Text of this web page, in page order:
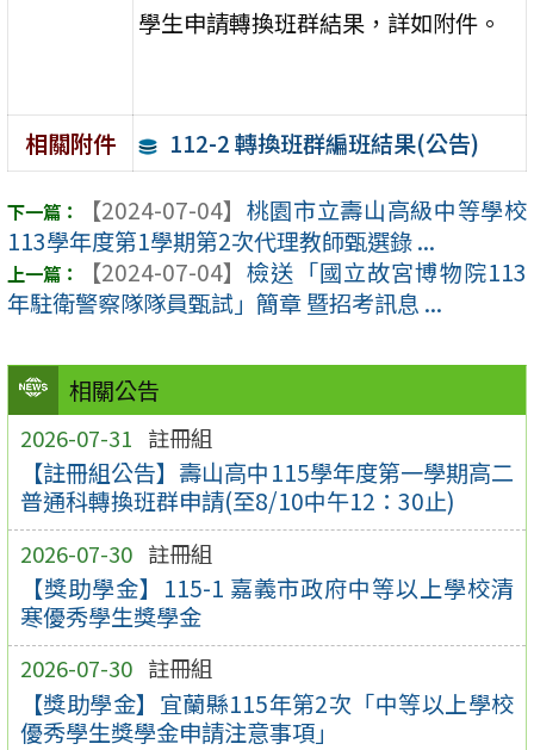
相關公告
2026-07-31 註冊組
【註冊組公告】壽山高中115學年度第一學期高二
普通科轉換班群申請(至8/10中午12：30止)
2026-07-30 註冊組
【獎助學金】115-1 嘉義市政府中等以上學校清
寒優秀學生獎學金
2026-07-30 註冊組
【獎助學金】宜蘭縣115年第2次「中等以上學校
優秀學生獎學金申請注意事項」
學生申請轉換班群結果，詳如附件。
相關附件 112-2 轉換班群編班結果(公告)
【2024-07-04】 桃園市立壽山高級中等學校
113學年度第1學期第2次代理教師甄選錄 ...
【2024-07-04】 檢送「國立故宮博物院113
年駐衛警察隊隊員甄試」簡章 暨招考訊息 ...